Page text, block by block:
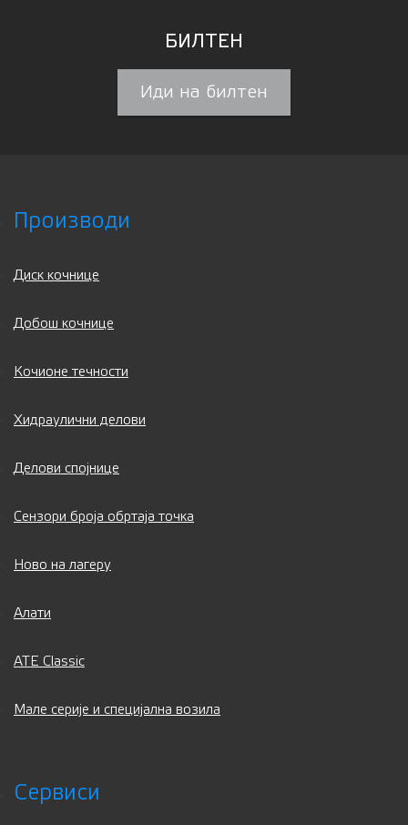
БИЛТЕН
Иди на билтен
Производи
Диск кочнице
Добош кочнице
Кочионе течности
Хидраулични делови
Делови спојнице
Сензори броја обртаја точка
Ново на лагеру
Алати
ATE Classic
Мале серије и специјална возила
Сервиси